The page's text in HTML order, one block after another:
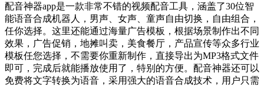
配音神器app是一款非常不错的视频配音工具，涵盖了30位智
能语音合成机器人，男声、女声、童声自由切换，自由组合，
任你选择。这里还能通过海量广告模板，根据场景制作出不同
效果，广告促销，地摊叫卖，美食餐厅，产品宣传等众多行业
模板任您选择，不需要你重新制作，直接导出为MP3格式文件
即可，完成后就能播放使用了，特别的方便。配音神器还可以
免费将文字转换为语音，采用强大的语音合成技术，用户只需